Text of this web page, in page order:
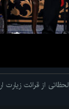
لحظاتی از قرائت